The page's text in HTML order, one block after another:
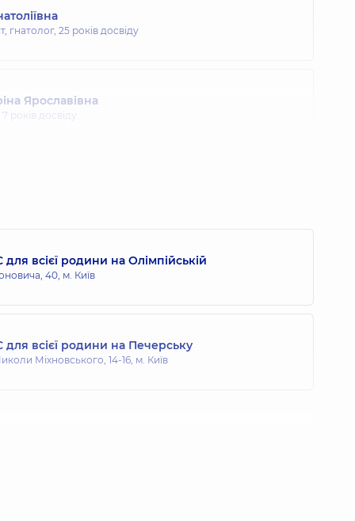
гнатолог, 25 років досвіду
Ярославівна
7 років досвіду
5 років досвіду
для всієї родини на Олімпійській
40, м. Київ
для всієї родини на Печерську
Міхновського, 14-16, м. Київ